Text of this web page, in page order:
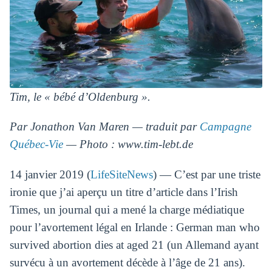
Tim, le « bébé d’Oldenburg ».
Par Jonathon Van Maren — traduit par Campagne
Québec-Vie— Photo : www.tim-lebt.de
14 janvier 2019 (LifeSiteNews) — C’est par une triste
ironie que j’ai aperçu un titre d’article dans l’Irish
Times, un journal qui a mené la charge médiatique
pour l’avortement légal en Irlande : German man who
survived abortion dies at aged 21 (un Allemand ayant
survécu à un avortement décède à l’âge de 21 ans).